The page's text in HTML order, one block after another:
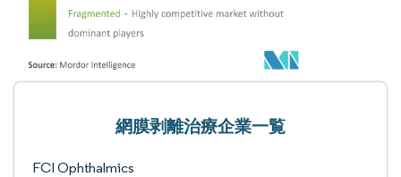
網膜剥離治療企業一覧
FCI Ophthalmics